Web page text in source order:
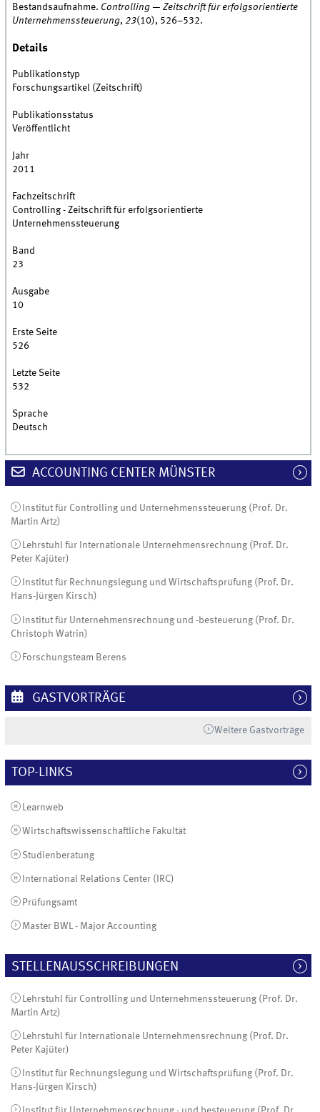
Bestandsaufnahme. Controlling — Zeitschrift für erfolgsorientierte
Unternehmenssteuerung,23(10), 526–532.
Details
Publikationstyp
Forschungsartikel (Zeitschrift)
Publikationsstatus
Veröffentlicht
Jahr
2011
Fachzeitschrift
Controlling - Zeitschrift für erfolgsorientierte
Unternehmenssteuerung
Band
23
Ausgabe
10
Erste Seite
526
Letzte Seite
532
Sprache
Deutsch
ACCOUNTING CENTER MÜNSTER
Institut für Controlling und Unternehmenssteuerung (Prof. Dr.
Martin Artz)
Lehrstuhl für Internationale Unternehmensrechnung (Prof. Dr.
Peter Kajüter)
Institut für Rechnungslegung und Wirtschaftsprüfung (Prof. Dr.
Hans-Jürgen Kirsch)
Institut für Unternehmensrechnung und -besteuerung (Prof. Dr.
Christoph Watrin)
Forschungsteam Berens
GASTVORTRÄGE
Weitere Gastvorträge
TOP-LINKS
Learnweb
Wirtschaftswissenschaftliche Fakultät
Studienberatung
International Relations Center (IRC)
Prüfungsamt
Master BWL - Major Accounting
STELLENAUSSCHREIBUNGEN
Lehrstuhl für Controlling und Unternehmenssteuerung (Prof. Dr.
Martin Artz)
Lehrstuhl für Internationale Unternehmensrechnung (Prof. Dr.
Peter Kajüter)
Institut für Rechnungslegung und Wirtschaftsprüfung (Prof. Dr.
Hans-Jürgen Kirsch)